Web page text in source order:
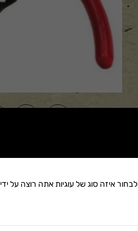
שתף:
זמן אספקה:עד 14 ימי עסקים
איזה סוג של עוגיות אתה רוצה על ידי